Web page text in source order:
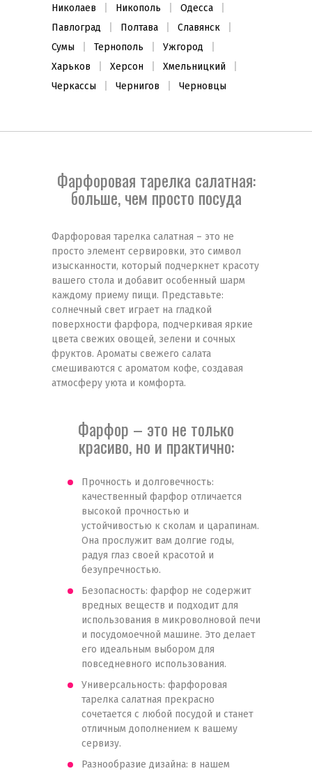
Николаев
Никополь
Одесса
Павлоград
Полтава
Славянск
Сумы
Тернополь
Ужгород
Харьков
Херсон
Хмельницкий
Черкассы
Чернигов Черновцы
Фарфоровая тарелка салатная:
больше, чем просто посуда
Фарфоровая тарелка салатная – это не
просто элемент сервировки, это символ
изысканности, который подчеркнет красоту
вашего стола и добавит особенный шарм
каждому приему пищи. Представьте:
солнечный свет играет на гладкой
поверхности фарфора, подчеркивая яркие
цвета свежих овощей, зелени и сочных
фруктов. Ароматы свежего салата
смешиваются с ароматом кофе, создавая
атмосферу уюта и комфорта.
Фарфор – это не только
красиво, но и практично:
Прочность и долговечность:
качественный фарфор отличается
высокой прочностью и
устойчивостью к сколам и царапинам.
Она прослужит вам долгие годы,
радуя глаз своей красотой и
безупречностью.
Безопасность: фарфор не содержит
вредных веществ и подходит для
использования в микроволновой печи
и посудомоечной машине. Это делает
его идеальным выбором для
повседневного использования.
Универсальность: фарфоровая
тарелка салатная прекрасно
сочетается с любой посудой и станет
отличным дополнением к вашему
сервизу.
Разнообразие дизайна: в нашем